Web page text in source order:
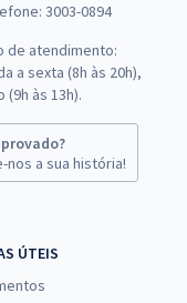
3003-0894
de atendimento:
a sexta (8h às 20h),
(9h às 13h).
nos a sua história!
ÚTEIS